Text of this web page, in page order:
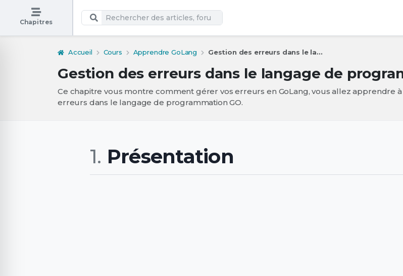
Chapitres
Accueil Cours Apprendre GoLang Gestion des erreurs dans le la...
Gestion des erreurs dans le langage de
Ce chapitre vous montre comment gérer vos erreurs en GoLang, vous allez apprendre
erreurs dans le langage de programmation GO.
Présentation